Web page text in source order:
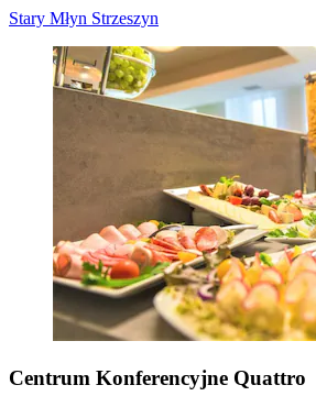
Stary Młyn Strzeszyn
Centrum Konferencyjne Quattro